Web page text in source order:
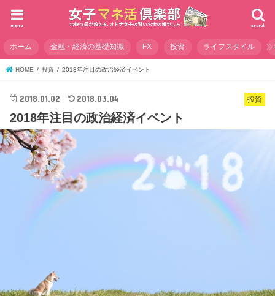
search
menu
ホーム 金融・経済の基礎知識 FX 投資 ライフスタイル
HOME 投資 2018年注目の政治経済イベント
投資
2018.01.02 2018.03.04
2018年注目の政治経済イベント